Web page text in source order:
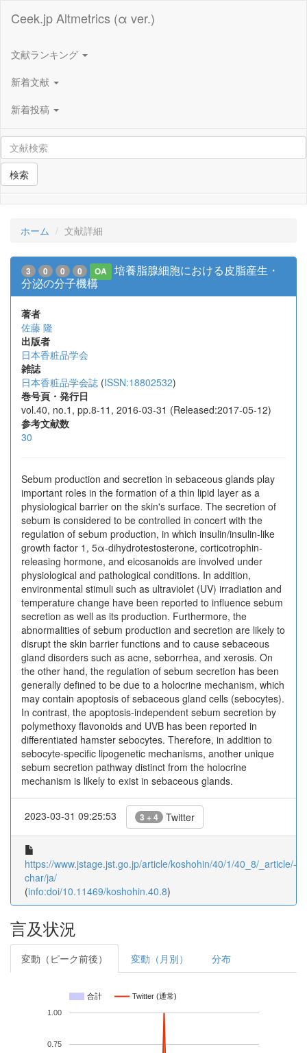
Ceek.jp Altmetrics (α ver.)
文献ランキング
新着文献
新着投稿
検索
ホーム 文献詳細
3 0 0 0 OA
培養脂腺細胞における皮脂産生・
分泌の分子機構
著者
佐藤 隆
出版者
日本香粧品学会
雑誌
日本香粧品学会誌 (ISSN:18802532)
巻号頁・発行日
vol.40, no.1, pp.8-11, 2016-03-31 (Released:2017-05-12)
参考文献数
30
Sebum production and secretion in sebaceous glands play
important roles in the formation of a thin lipid layer as a
physiological barrier on the skin's surface. The secretion of
sebum is considered to be controlled in concert with the
regulation of sebum production, in which insulin/insulin-like
growth factor 1, 5α-dihydrotestosterone, corticotrophin-
releasing hormone, and eicosanoids are involved under
physiological and pathological conditions. In addition,
environmental stimuli such as ultraviolet (UV) irradiation and
temperature change have been reported to influence sebum
secretion as well as its production. Furthermore, the
abnormalities of sebum production and secretion are likely to
disrupt the skin barrier functions and to cause sebaceous
gland disorders such as acne, seborrhea, and xerosis. On
the other hand, the regulation of sebum secretion has been
generally defined to be due to a holocrine mechanism, which
may contain apoptosis of sebaceous gland cells (sebocytes).
In contrast, the apoptosis-independent sebum secretion by
polymethoxy flavonoids and UVB has been reported in
differentiated hamster sebocytes. Therefore, in addition to
sebocyte-specific lipogenetic mechanisms, another unique
sebum secretion pathway distinct from the holocrine
mechanism is likely to exist in sebaceous glands.
2023-03-31 09:25:53 3 + 4 Twitter
https://www.jstage.jst.go.jp/article/koshohin/40/1/40_8/_article/-
char/ja/
(info:doi/10.11469/koshohin.40.8)
言及状況
変動（ピーク前後） 変動（月別） 分布
合計 Twitter (通常)
0.75
1.00